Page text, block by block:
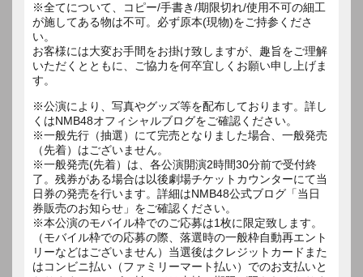
※全てについて、コピー/手書き/期限切れ/使用不可の細工
が施してある物は不可。必ず原本(現物)をご持参くださ
い。
お客様には大変お手間をお掛け致しますが、趣旨をご理解
いただくとともに、ご協力を何卒宜しくお願い申し上げま
す。
※公演により、写真やグッズ等を配布しております。詳し
くはNMB48オフィシャルブログをご確認ください。
※一般先行（抽選）にて完売となりました場合、一般発売
（先着）はございません。
※一般発売(先着）は、各公演開演2時間30分前で受付終
了。残券がある場合は以後劇場チケットカウンターにて当
日券の発売を行います。詳細はNMB48公式ブログ「当日
券販売のお知らせ」をご確認ください。
※本公演のモバイル枠でのご応募は1枚に限定致します。
（モバイル枠での応募の際、落選時の一般枠自動再エント
リーなどはございません）当選後はクレジットカードまた
はコンビニ払い（ファミリーマート払い）でのお支払いと